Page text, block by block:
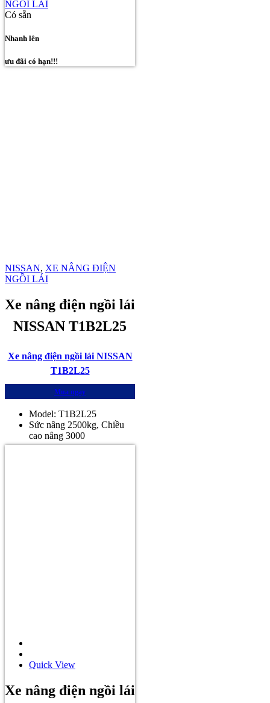
NGỒI LÁI
Có sẵn
Nhanh lên
ưu đãi có hạn!!!
NISSAN, XE NÂNG ĐIỆN
NGỒI LÁI
Xe nâng điện ngồi lái
NISSAN T1B2L25
Xe nâng điện ngồi lái NISSAN
T1B2L25
Mua ngay
Model: T1B2L25
Sức nâng 2500kg, Chiều
cao nâng 3000
Quick View
Xe nâng điện ngồi lái